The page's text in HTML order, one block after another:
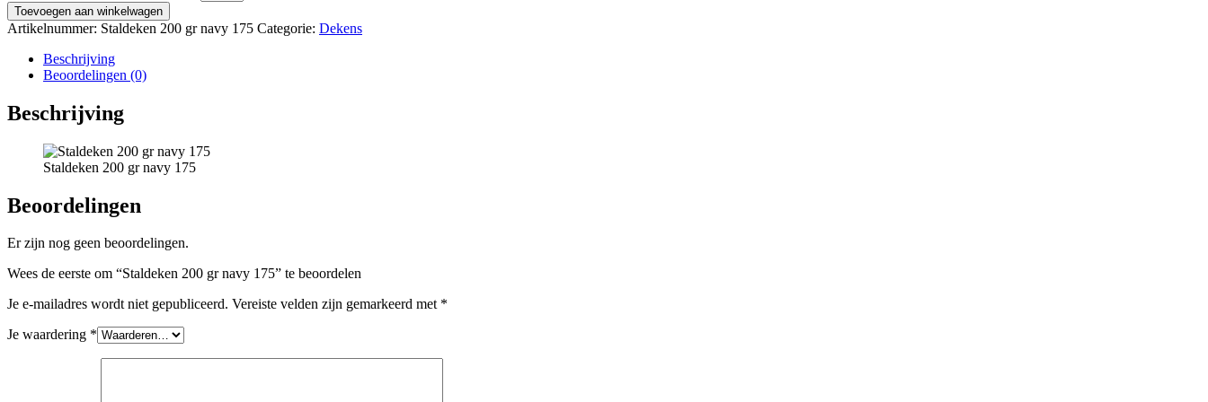
Toevoegen aan winkelwagen
Artikelnummer: Staldeken 200 gr navy 175 Categorie: Dekens
Beschrijving
Beoordelingen (0)
Beschrijving
Staldeken 200 gr navy 175
Beoordelingen
Er zijn nog geen beoordelingen.
Wees de eerste om “Staldeken 200 gr navy 175” te beoordelen
Je e-mailadres wordt niet gepubliceerd. Vereiste velden zijn gemarkeerd met *
Je waardering *